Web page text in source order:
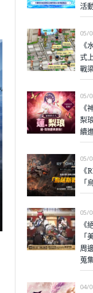
活
05/
《
式
戰
05/
《
梨
續
05/
《
「
05/
《
「
周
蒐
04/